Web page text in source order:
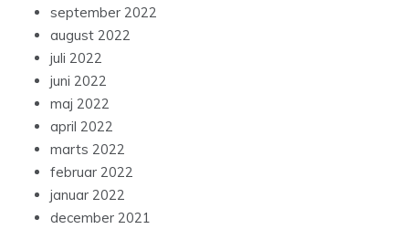
september 2022
august 2022
juli 2022
juni 2022
maj 2022
april 2022
marts 2022
februar 2022
januar 2022
december 2021